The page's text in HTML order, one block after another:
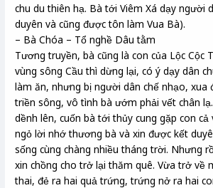
chu du thiên hạ. Bà tới Viêm Xá dạy người
duyên và cũng được tôn làm Vua Bà).
– Bà Chóa – Tổ nghề Dâu tằm
Tương truyền, bà cũng là con của Lộc Cộc
vùng sông Cầu thì dừng lại, có ý dạy dân
làm ăn, nhưng bị người dân chế nhạo, xua
triền sông, vô tình bà ướm phải vết chân
dềnh lên, cuốn bà tới thủy cung gặp con cả
ngỏ lời nhớ thương bà và xin được kết
sống cùng chàng nhiều tháng trời. Nhưng
xin chồng cho trở lại thăm quê. Vừa trở về
thai, đẻ ra hai quả trứng, trứng nở ra hai